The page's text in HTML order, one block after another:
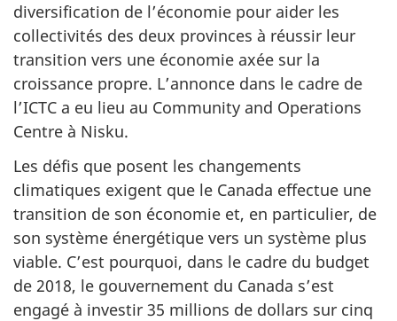
diversification de l’économie pour aider les
collectivités des deux provinces à réussir leur
transition vers une économie axée sur la
croissance propre. L’annonce dans le cadre de
l’ICTC a eu lieu au Community and Operations
Centre à Nisku.
Les défis que posent les changements
climatiques exigent que le Canada effectue une
transition de son économie et, en particulier, de
son système énergétique vers un système plus
viable. C’est pourquoi, dans le cadre du budget
de 2018, le gouvernement du Canada s’est
engagé à investir 35 millions de dollars sur cinq